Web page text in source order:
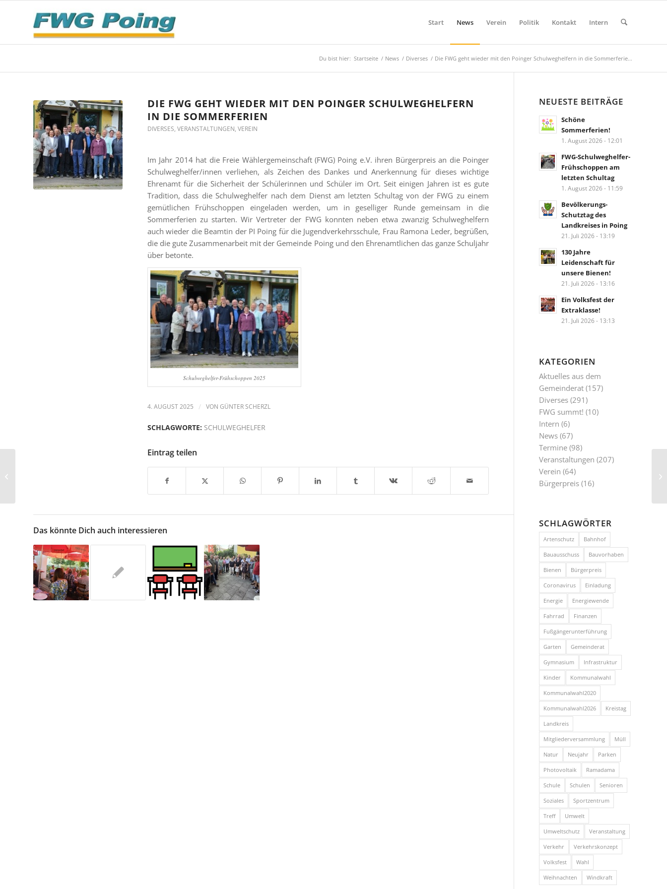
Start News Verein Politik Kontakt Intern
Du bist hier: Startseite / News / Diverses / Die FWG geht wieder mit den Poinger Schulweghelfern in die Sommerferie...
DIE FWG GEHT WIEDER MIT DEN POINGER SCHULWEGHELFERN
IN DIE SOMMERFERIEN
DIVERSES, VERANSTALTUNGEN, VEREIN
Im Jahr 2014 hat die Freie Wählergemeinschaft (FWG) Poing e.V. ihren Bürgerpreis an die Poinger
Schulweghelfer/innen verliehen, als Zeichen des Dankes und Anerkennung für dieses wichtige
Ehrenamt für die Sicherheit der Schülerinnen und Schüler im Ort. Seit einigen Jahren ist es gute
Tradition, dass die Schulweghelfer nach dem Dienst am letzten Schultag von der FWG zu einem
gemütlichen Frühschoppen eingeladen werden, um in geselliger Runde gemeinsam in die
Sommerferien zu starten. Wir Vertreter der FWG konnten neben etwa zwanzig Schulweghelfern
auch wieder die Beamtin der PI Poing für die Jugendverkehrsschule, Frau Ramona Leder, begrüßen,
die die gute Zusammenarbeit mit der Gemeinde Poing und den Ehrenamtlichen das ganze Schuljahr
über betonte.
Schulweghelfer-Frühschoppen 2025
4. AUGUST 2025 / VON GÜNTER SCHERZL
SCHLAGWORTE: SCHULWEGHELFER
Eintrag teilen
Das könnte Dich auch interessieren
NEUESTE BEITRÄGE
Schöne
Sommerferien!
1. August 2026 - 12:01
FWG-Schulweghelfer-
Frühschoppen am
letzten Schultag
1. August 2026 - 11:59
Bevölkerungs-
Schutztag des
Landkreises in Poing
21. Juli 2026 - 13:19
130 Jahre
Leidenschaft für
unsere Bienen!
21. Juli 2026 - 13:16
Ein Volksfest der
Extraklasse!
21. Juli 2026 - 13:13
KATEGORIEN
Aktuelles aus dem
Gemeinderat (157)
Diverses (291)
FWG summt! (10)
Intern (6)
News (67)
Termine (98)
Veranstaltungen (207)
Verein (64)
Bürgerpreis (16)
SCHLAGWÖRTER
Artenschutz Bahnhof
Bauausschuss Bauvorhaben
Bienen Bürgerpreis
Coronavirus Einladung
Energie Energiewende
Fahrrad Finanzen
Fußgängerunterführung
Garten Gemeinderat
Gymnasium Infrastruktur
Kinder Kommunalwahl
Kommunalwahl2020
Kommunalwahl2026 Kreistag
Landkreis
Mitgliederversammlung Müll
Natur Neujahr Parken
Photovoltaik Ramadama
Schule Schulen Senioren
Soziales Sportzentrum
Treff Umwelt
Umweltschutz Veranstaltung
Verkehr Verkehrskonzept
Volksfest Wahl
Weihnachten Windkraft